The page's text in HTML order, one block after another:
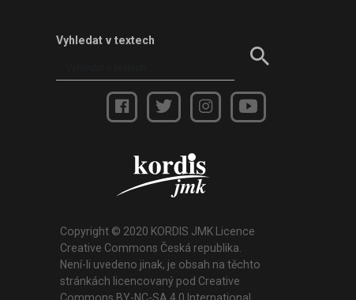
Vyhledat v textech
Copyright © 2020 KORDIS JMK Licence
Creative Commons Česká republika.
Není-li uvedeno jinak, je obsah na těchto
stránkách licencovaný pod Creative